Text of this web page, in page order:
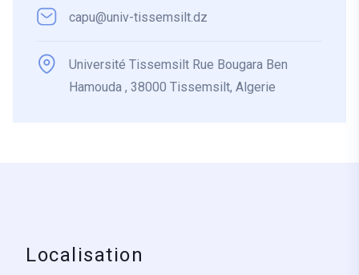
capu@univ-tissemsilt.dz
Université Tissemsilt Rue Bougara Ben
Hamouda , 38000 Tissemsilt, Algerie
Localisation